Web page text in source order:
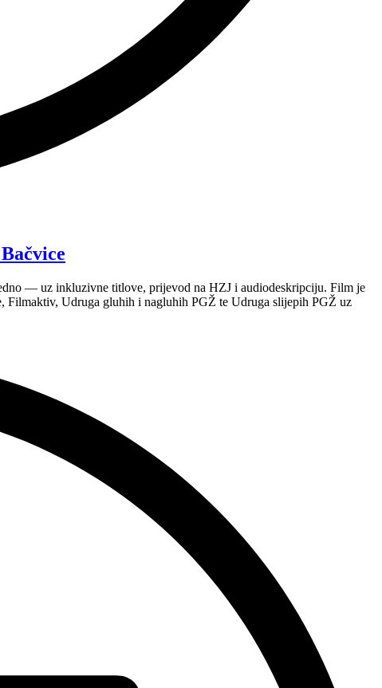
— uz inkluzivne titlove, prijevod na HZJ i audiodeskripciju. Film je
Udruga gluhih i nagluhih PGŽ te Udruga slijepih PGŽ uz